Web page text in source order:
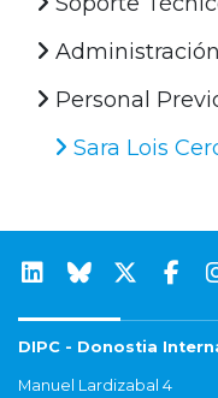
Personal
Sara Lois
DIPC - Donostia
Manuel Lardizabal 4